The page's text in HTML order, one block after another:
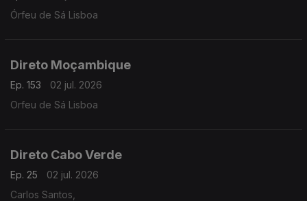
Órfeu de Sá Lisboa
Direto Moçambique
Ep. 153
02 jul. 2026
Orfeu de Sá Lisboa
Direto Cabo Verde
Ep. 25
02 jul. 2026
Carlos Santos,